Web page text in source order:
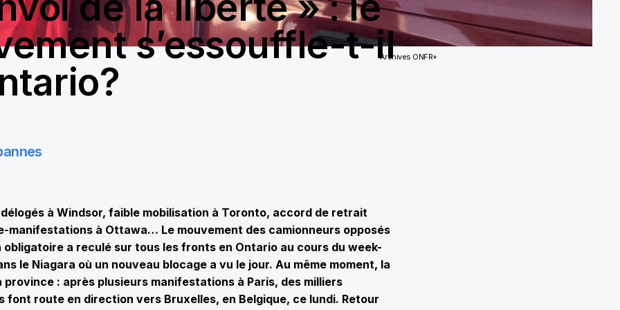
Archives ONFR+
s’essouffle-t-il
à Windsor, faible mobilisation à Toronto, accord de retrait
manifestations à Ottawa… Le mouvement des camionneurs opposés
a reculé sur tous les fronts en Ontario au cours du week-
le Niagara où un nouveau blocage a vu le jour. Au même moment, la
province : après plusieurs manifestations à Paris, des milliers
font route en direction vers Bruxelles, en Belgique, ce lundi. Retour